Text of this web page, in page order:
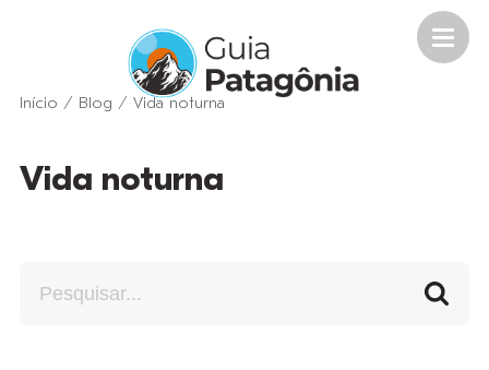
Início / Blog / Vida noturna
Vida noturna